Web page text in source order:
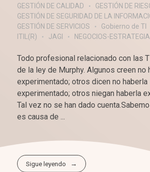
GESTIÓN DE CALIDAD
GESTIÓN DE
GESTIÓN DE SEGURIDAD DE LA
GESTIÓN DE SERVICIOS
Gobierno de TI
ITIL(R)
JAGI NEGOCIOS-
Todo profesional relacionado con las
de la ley de Murphy. Algunos creen no
experimentado; otros dicen no haberla
experimentado; otros niegan haberla
Tal vez no se han dado
es causa de ...
Sigue leyendo